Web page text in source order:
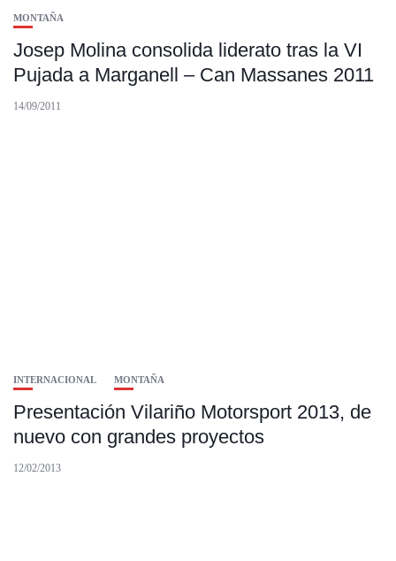
MONTAÑA
Josep Molina consolida liderato tras la VI
Pujada a Marganell – Can Massanes 2011
14/09/2011
INTERNACIONAL MONTAÑA
Presentación Vilariño Motorsport 2013, de
nuevo con grandes proyectos
12/02/2013